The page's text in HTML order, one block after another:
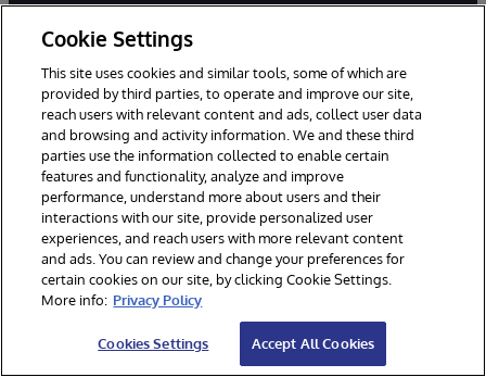
Erstellen Sie datenintensive,
unternehmenskritische Anwendungen
mit InterSystems IRIS. Beginnen Sie
noch heute kostenlos mit dem
Programmieren.
Testen Sie InterSystems IRIS kostenlos
Kontakt
Hauptgeschäftsstelle:
+49-6151-17 47-0
Cookie Settings
This site uses cookies and similar tools, some of which are
provided by third parties, to operate and improve our site,
reach users with relevant content and ads, collect user data
and browsing and activity information. We and these third
parties use the information collected to enable certain
features and functionality, analyze and improve
performance, understand more about users and their
interactions with our site, provide personalized user
experiences, and reach users with more relevant content
and ads. You can review and change your preferences for
certain cookies on our site, by clicking Cookie Settings.
More info: Privacy Policy
Cookies Settings Accept All Cookies